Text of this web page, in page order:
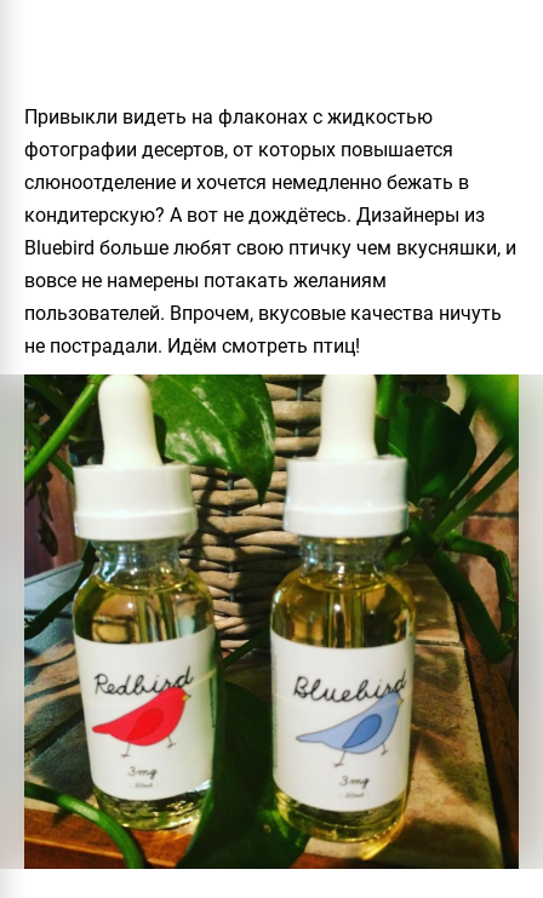
Привыкли видеть на флаконах с жидкостью
фотографии десертов, от которых повышается
слюноотделение и хочется немедленно бежать в
кондитерскую? А вот не дождётесь. Дизайнеры из
Bluebird больше любят свою птичку чем вкусняшки, и
вовсе не намерены потакать желаниям
пользователей. Впрочем, вкусовые качества ничуть
не пострадали. Идём смотреть птиц!